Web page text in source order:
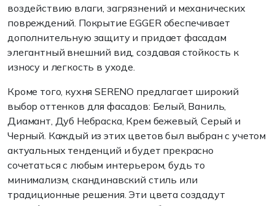
воздействию влаги, загрязнений и механических
повреждений. Покрытие EGGER обеспечивает
дополнительную защиту и придает фасадам
элегантный внешний вид, создавая стойкость к
износу и легкость в уходе.
Кроме того, кухня SERENO предлагает широкий
выбор оттенков для фасадов: Белый, Ваниль,
Диамант, Дуб Небраска, Крем бежевый, Серый и
Черный. Каждый из этих цветов был выбран с учетом
актуальных тенденций и будет прекрасно
сочетаться с любым интерьером, будь то
минимализм, скандинавский стиль или
традиционные решения. Эти цвета создадут